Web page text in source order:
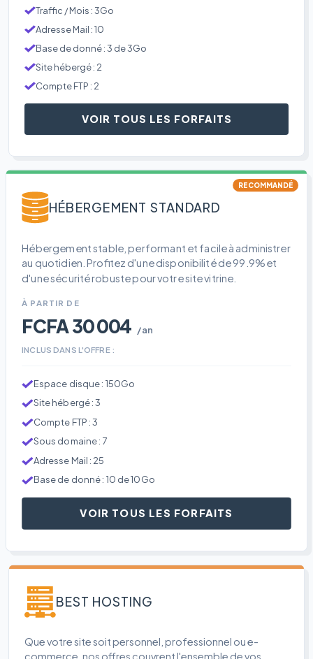
Traffic / Mois : 3Go
Adresse Mail : 10
Base de donné : 3 de 3Go
Site hébergé : 2
Compte FTP : 2
VOIR TOUS LES FORFAITS
RECOMMANDÉ
HÉBERGEMENT STANDARD
Hébergement stable, performant et facile à administrer
au quotidien. Profitez d'une disponibilité de 99.9% et
d'une sécurité robuste pour votre site vitrine.
À PARTIR DE
FCFA 30 004 /an
INCLUS DANS L'OFFRE :
Espace disque : 150Go
Site hébergé : 3
Compte FTP : 3
Sous domaine : 7
Adresse Mail : 25
Base de donné : 10 de 10Go
VOIR TOUS LES FORFAITS
BEST HOSTING
Que votre site soit personnel, professionnel ou e-
commerce, nos offres couvrent l'ensemble de vos